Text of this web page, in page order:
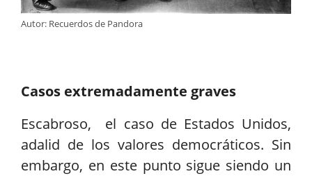
Autor: Recuerdos de Pandora
Casos extremadamente graves
Escabroso, el caso de Estados Unidos,
adalid de los valores democráticos. Sin
embargo, en este punto sigue siendo un